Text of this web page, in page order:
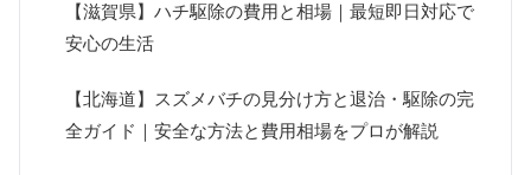
【滋賀県】ハチ駆除の費用と相場｜最短即日対応で
安心の生活
【北海道】スズメバチの見分け方と退治・駆除の完
全ガイド｜安全な方法と費用相場をプロが解説